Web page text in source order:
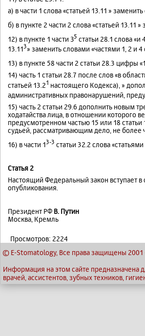
а) в части 1 слова «статьей 13.11 »
б) в пункте 2 части 2 слова «статьей 13.11
12) в пункте 1 части З5 статьи 28.1 слова «и
13.113» заменить словами «частями 1, 2 и 4
13) в пункте 58 части 2 статьи 28.3 цифры
14) часть 1 статьи 28.7 после слов «в
статьей 13.21 настоящего Кодекса), »
административных правонарушений,
15) часть 2 статьи 29.6 дополнить новым
ходатайства лица, в отношении которого
предусмотренном частью 15 или 18
судьей, рассматривающим дело, не более
16) в части 13-3 статьи 32.2 слова
Статья 2
Настоящий Федеральный закон вступает
опубликования.
Президент РФ В. Путин
Москва, Кремль
Просмотров: 2224
© E-Stomatology, Все права защищены 2001
Информация на этом сайте предназначена
врачей, ассистентов, зубных техников,